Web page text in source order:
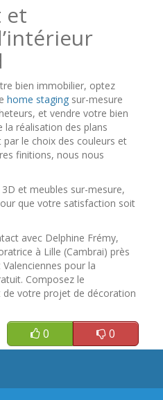
et
bien immobilier, optez
home staging sur-mesure
et vendre votre bien
la réalisation des plans
par le choix des couleurs et
finitions, nous nous
3D et meubles sur-mesure,
que votre satisfaction soit
avec Delphine Frémy,
à Lille (Cambrai) près
pour la
Composez le
de votre projet de décoration
0 0